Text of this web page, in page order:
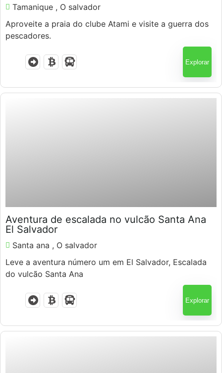
Tamanique , O salvador
Aproveite a praia do clube Atami e visite a guerra dos
pescadores.
Explorar
Aventura de escalada no vulcão Santa Ana
El Salvador
Santa ana , O salvador
Leve a aventura número um em El Salvador, Escalada
do vulcão Santa Ana
Explorar